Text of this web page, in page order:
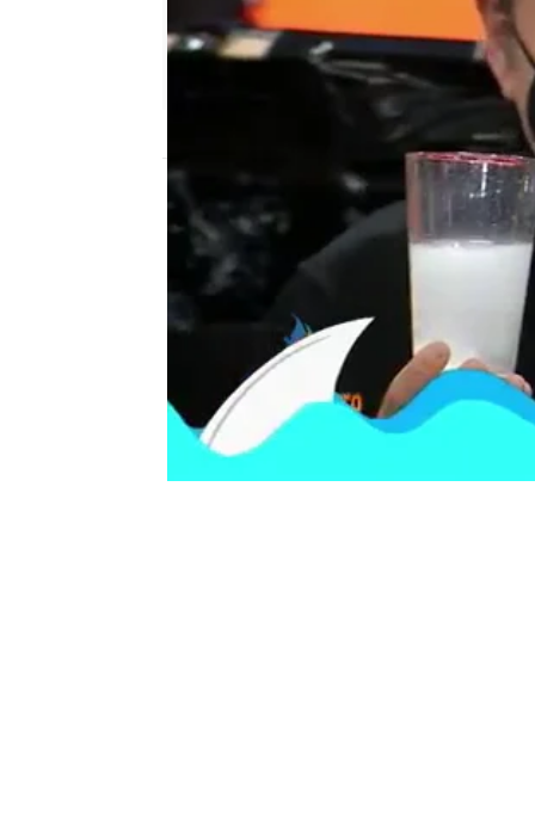
El Chiringuito
Madrid
Publicado: 22 de febrero de 2021, 02:04
Real Madrid juanma rodríguez